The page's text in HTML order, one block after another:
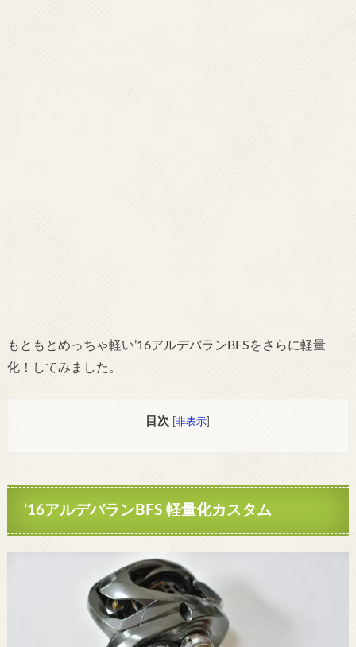
もともとめっちゃ軽い’16アルデバランBFSをさらに軽量
化！してみました。
目次 [非表示
’16アルデバランBFS 軽量化カスタム